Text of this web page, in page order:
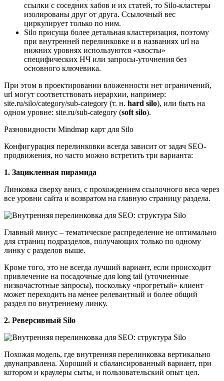
ссылки с соседних хабов и их статей, то Silo-кластеры
изолированы друг от друга. Ссылочный вес
циркулирует только по ним.
Silo присуща более детальная кластеризация, поэтому
при внутренней перелинковке и в названиях url на
нижних уровнях используются «хвосты»
специфических НЧ или запросы-уточнения без
основного ключевика.
При этом в проектировании вложенности нет ограничений,
url могут соответствовать иерархии, например:
site.ru/silo/category/sub-category (т. н. hard silo), или быть на
одном уровне: site.ru/sub-category (soft silo).
Разновидности Mindmap карт для Silo
Конфигурация перелинковки всегда зависит от задач SEO-
продвижения, но часто можно встретить три варианта:
1. Зацикленная пирамида
Линковка сверху вниз, с прохождением ссылочного веса через
все уровни сайта и возвратом на главную страницу раздела.
Главный минус – тематическое распределение не оптимально
для страниц подразделов, получающих только по одному
линку с разделов выше.
Кроме того, это не всегда лучший вариант, если происходит
привлечение на посадочные для long tail (уточненные
низкочастотные запросы), поскольку «прогретый» клиент
может переходить на менее релевантный и более общий
раздел по внутреннему линку.
2. Реверсивный Silo
Похожая модель, где внутренняя перелинковка вертикально
двунаправлена. Хороший и сбалансированный вариант, при
котором и краулеры сыты, и пользовательский опыт цел.